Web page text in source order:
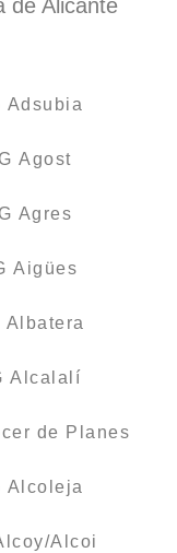
de Alicante
Adsubia
Agost
Agres
Aigües
Albatera
Alcalalí
de Planes
Alcoleja
Alcoi